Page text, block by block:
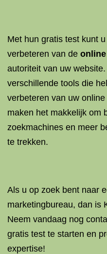
Met hun gratis test kunt
verbeteren van de
autoriteit van uw
verschillende tools die
verbeteren van uw
maken het makkelijk om
zoekmachines en meer
te trekken.
Als u op zoek bent naar
marketingbureau, dan is
Neem vandaag nog
gratis test te starten en
expertise!